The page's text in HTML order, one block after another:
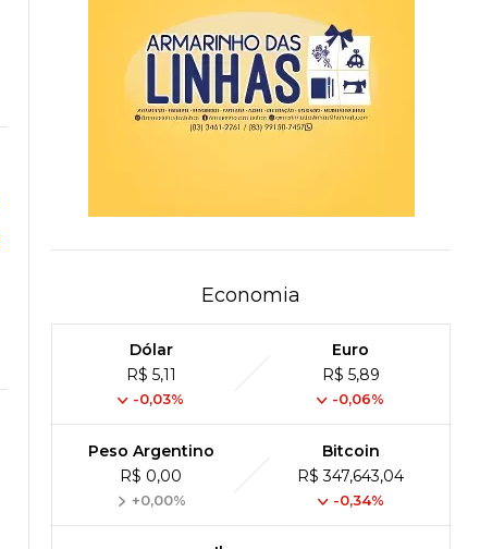
Economia
Dólar
R$ 5,11
-0,03%
Euro
R$ 5,89
-0,06%
Peso Argentino
R$ 0,00
+0,00%
Bitcoin
R$ 347,643,04
-0,34%